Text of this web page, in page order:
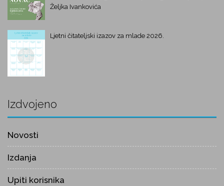
Željka Ivankovića
Ljetni čitateljski izazov za mlade 2026.
Izdvojeno
Novosti
Izdanja
Upiti korisnika